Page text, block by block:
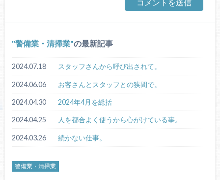
警備業・清掃業 の最新記事
2024.07.18 スタッフさんから呼び出されて。
2024.06.06 お客さんとスタッフとの狭間で。
2024.04.30 2024年4月を総括
2024.04.25 人を都合よく使うから心がけている事。
2024.03.26 続かない仕事。
警備業・清掃業